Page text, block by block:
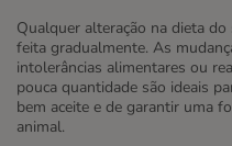
Qualquer alteração na dieta
feita gradualmente. As
intolerâncias alimentares ou
pouca quantidade são ideais
bem aceite e de garantir uma
animal.